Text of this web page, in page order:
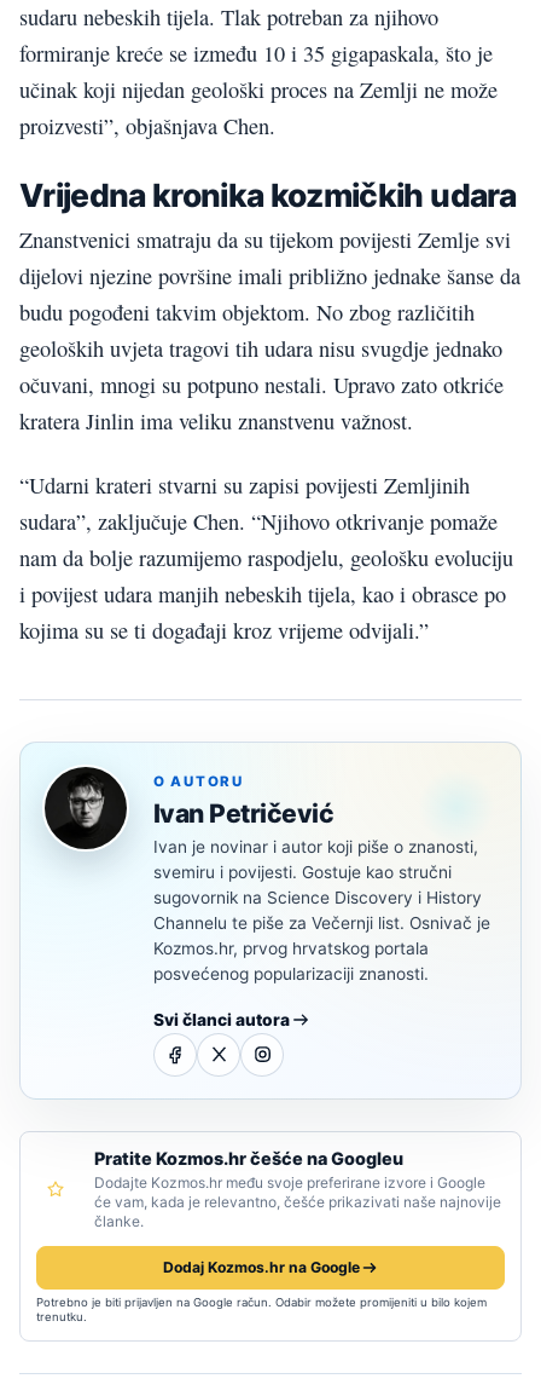
sudaru nebeskih tijela. Tlak potreban za njihovo
formiranje kreće se između 10 i 35 gigapaskala, što je
učinak koji nijedan geološki proces na Zemlji ne može
proizvesti”, objašnjava Chen.
Vrijedna kronika kozmičkih udara
Znanstvenici smatraju da su tijekom povijesti Zemlje svi
dijelovi njezine površine imali približno jednake šanse da
budu pogođeni takvim objektom. No zbog različitih
geoloških uvjeta tragovi tih udara nisu svugdje jednako
očuvani, mnogi su potpuno nestali. Upravo zato otkriće
kratera Jinlin ima veliku znanstvenu važnost.
“Udarni krateri stvarni su zapisi povijesti Zemljinih
sudara”, zaključuje Chen. “Njihovo otkrivanje pomaže
nam da bolje razumijemo raspodjelu, geološku evoluciju
i povijest udara manjih nebeskih tijela, kao i obrasce po
kojima su se ti događaji kroz vrijeme odvijali.”
O AUTORU
Ivan Petričević
Ivan je novinar i autor koji piše o znanosti,
svemiru i povijesti. Gostuje kao stručni
sugovornik na Science Discovery i History
Channelu te piše za Večernji list. Osnivač je
Kozmos.hr, prvog hrvatskog portala
posvećenog popularizaciji znanosti.
Svi članci autora
Pratite Kozmos.hr češće na Googleu
Dodajte Kozmos.hr među svoje preferirane izvore i Google
će vam, kada je relevantno, češće prikazivati naše najnovije
članke.
Dodaj Kozmos.hr na Google
Potrebno je biti prijavljen na Google račun. Odabir možete promijeniti u bilo kojem
trenutku.